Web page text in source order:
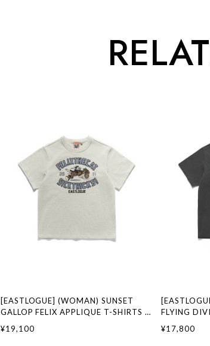
[EASTLOGUE] (WOMAN) SUNSET
GALLOP FELIX APPLIQUE T-SHIRTS /
ァッション 韓国代行 イーストローグ 日
¥19,100
FLYING
ンド 韓国フ
¥17,800